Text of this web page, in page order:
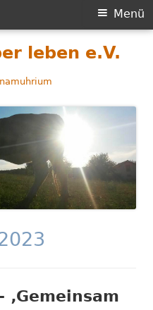
leben e.V.
Menü
‚Gemeinsam